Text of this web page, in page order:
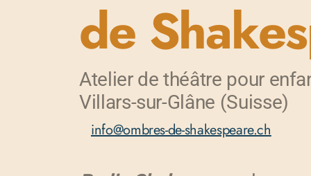
de
Atelier de théâtre pour
Villars-sur-Glâne (Suisse)
info@ombres-de-shakespeare.ch